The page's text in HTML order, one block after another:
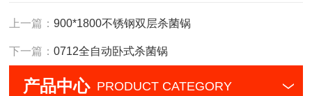
上一篇：900*1800不锈钢双层杀菌锅
下一篇：0712全自动卧式杀菌锅
产品中心 PRODUCT CATEGORY